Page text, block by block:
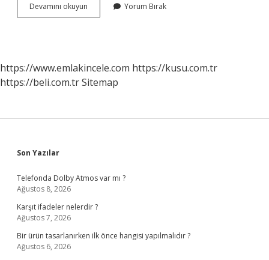
Devamını okuyun
Ismi
Yorum Bırak
https://www.emlakincele.com https://kusu.com.tr
https://beli.com.trSitemap
Sidebar
Son Yazılar
Telefonda Dolby Atmos var mı ?
Ağustos 8, 2026
Karşıt ifadeler nelerdir ?
Ağustos 7, 2026
Bir ürün tasarlanırken ilk önce hangisi yapılmalıdır ?
Ağustos 6, 2026